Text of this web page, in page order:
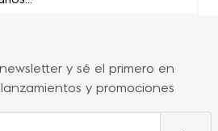
y sé el primero en
y promociones